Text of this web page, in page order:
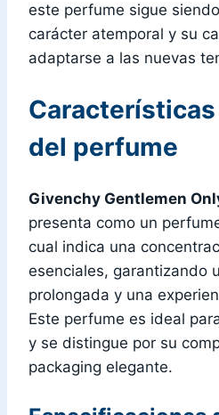
este perfume sigue
carácter atemporal y su
adaptarse a las nuevas
del perfume
Givenchy Gentlemen
presenta como un
cual indica una
esenciales, garantizando
prolongada y una
Este perfume es ideal
y se distingue por su
packaging elegante.